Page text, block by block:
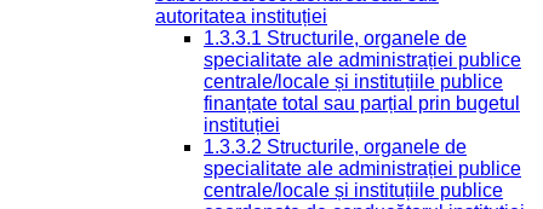
autoritatea instituției
1.3.3.1 Structurile, organele de
specialitate ale administrației publice
centrale/locale și instituțiile publice
finanțate total sau parțial prin bugetul
instituției
1.3.3.2 Structurile, organele de
specialitate ale administrației publice
centrale/locale și instituțiile publice